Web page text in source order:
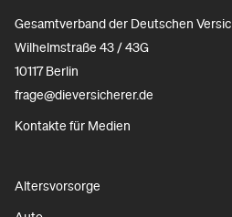
Gesamtverband der Deutschen
Wilhelmstraße 43 / 43G
10117 Berlin
frage@dieversicherer.de
Kontakte für Medien
Altersvorsorge